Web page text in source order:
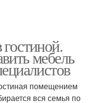
мебель
помещением
вся семья по